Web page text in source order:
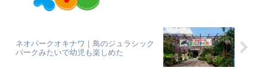
ネオパークオキナワ｜鳥のジュラシック
パークみたいで幼児も楽しめた